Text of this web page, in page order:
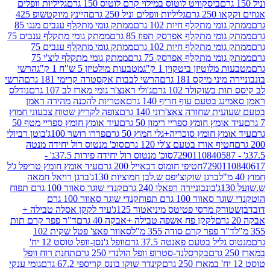
ביסקוויט לוטוס במילוי קרם לוטוס 150 גרם
גליליות וופלים
גרם
גליליות וופלים וניל 250 גרם
היינץ מיוקטשופ 425
מתקלף חיות 102 גרם
ממתק גומי מתקלף ענבים מנגו 85
מתקלף אפרסק תפוז 85 גרם
ממתק גומי מתקלף ענבים 75
מתקלף חיות 102 גרם
ממתק גומי מתקלף ענבים 75
מתקלף אפרסק 75 גרם
ממתק גומי מתקלף ליצ'י 75
ביטקוין 1 ק"ג
מטבעות מולטיזן 5 ש"ח 1 ק"ג
הרשי
מיקס 181 גרם
הרשי לבבות אקסטרה קרימי 181 גרם
הרשי
102 גרם
ג'ולי ראנצ'ר גומי מארז לב 107 גרם
נודלס
עוף חריף 140 גרם
אטריות להכנה מהירה ראמן
שחורה צאצ'רוני 140 גרם
צופה לקריץ שטוח צבעוני חמוץ
חומץ ספריי רימון 50 גרם
עיד אומץ חומץ ספריי מטף 50
חומץ סוכריה+גלי חמוץ 50 גרם
פררו רושר 100ג'
בוטן רביולי
אורז בטעם צ'לי 120 גרם
סוכ' מנטוס רול יחידה מנטה
סוכ' מנטוס רול יחידה פירות 37.5ג' -
חטיפי חומוס דבאייל 200 גרם
עיד אומץ חומץ טריפל ג'ל
ברגן שוקוצ'יפס ש.לבן חמוציות 130ג'
ברגן רויאל חמאה
בונבוניירה רפאלו 240 גרם
קנדי שוגר סאוור 100 גרם תפוח
100 גרם תפוח
קנדי שוגר סאוור 100 גרם
מרסי פטיטס מיניאטור 125ג'
עיד לקקן אסלה טבילה +
לקקן פח אשפה טבילה +אבקה 40 גרם
ד"ר פפר קרם תות
פפר קרם סודה 355 מ"ל
סאוור פאצ' פטל שקית 102
בטעם פאנטה 37.5 גרם
וופל ג'נסן-וופל טוסט 12 יח'
בקרסלנד-סטרופ וופל הולנדי 250 גרם
תחנת רוח וופל
קינדר שוקו בונס קריספי 67.2 גרם
גומי ענקי